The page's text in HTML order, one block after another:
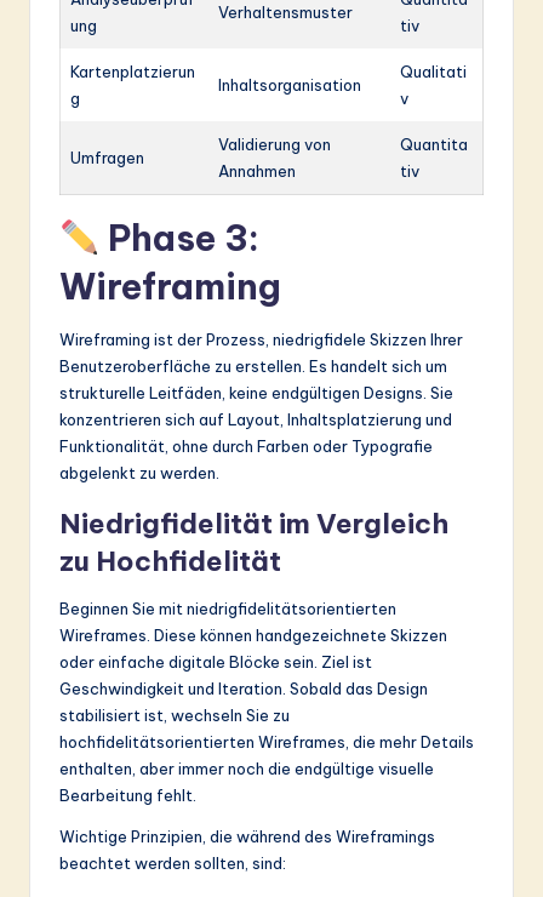
ung
Verhaltensmuster
tiv
Kartenplatzierun
g
Inhaltsorganisation
Qualitati
v
Umfragen
Validierung von
Annahmen
Quantita
tiv
Phase 3:
Wireframing
Wireframing ist der Prozess, niedrigfidele Skizzen Ihrer
Benutzeroberfläche zu erstellen. Es handelt sich um
strukturelle Leitfäden, keine endgültigen Designs. Sie
konzentrieren sich auf Layout, Inhaltsplatzierung und
Funktionalität, ohne durch Farben oder Typografie
abgelenkt zu werden.
Niedrigfidelität im Vergleich
zu Hochfidelität
Beginnen Sie mit niedrigfidelitätsorientierten
Wireframes. Diese können handgezeichnete Skizzen
oder einfache digitale Blöcke sein. Ziel ist
Geschwindigkeit und Iteration. Sobald das Design
stabilisiert ist, wechseln Sie zu
hochfidelitätsorientierten Wireframes, die mehr Details
enthalten, aber immer noch die endgültige visuelle
Bearbeitung fehlt.
Wichtige Prinzipien, die während des Wireframings
beachtet werden sollten, sind: